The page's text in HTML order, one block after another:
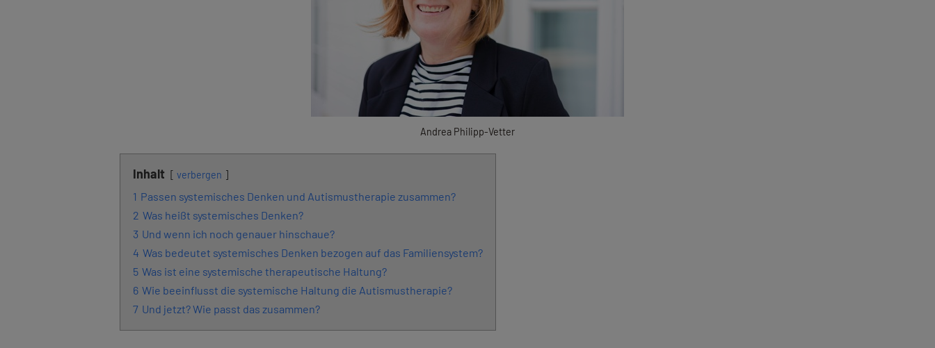
Andrea Philipp-Vetter
Inhalt verbergen
1 Passen systemisches Denken und Autismustherapie zusammen?
2 Was heißt systemisches Denken?
3 Und wenn ich noch genauer hinschaue?
4 Was bedeutet systemisches Denken bezogen auf das Familiensystem?
5 Was ist eine systemische therapeutische Haltung?
6 Wie beeinflusst die systemische Haltung die Autismustherapie?
7 Und jetzt? Wie passt das zusammen?